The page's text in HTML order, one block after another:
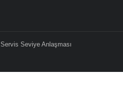
Servis Seviye Anlaşması